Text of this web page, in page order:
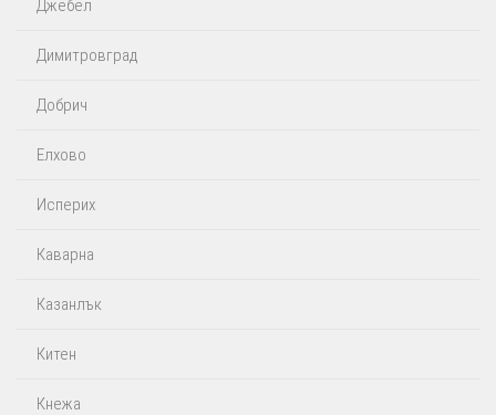
Джебел
Димитровград
Добрич
Елхово
Исперих
Каварна
Казанлък
Китен
Кнежа